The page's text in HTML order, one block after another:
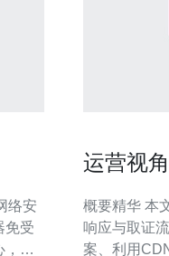
免受
，拥
运营视
概要精华 本
响应与取证
案、利用